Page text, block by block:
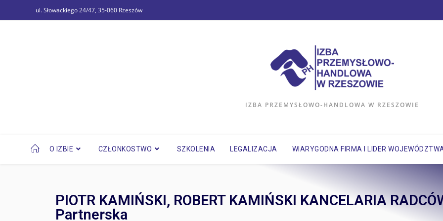
ul. Słowackiego 24/47, 35-060 Rzeszów
IZBA PRZEMYSŁOWO-HANDLOWA W RZESZOWIE
O IZBIE CZŁONKOSTWO SZKOLENIA LEGALIZACJA WIARYGODNA FIRMA I LIDER
PIOTR KAMIŃSKI, ROBERT KAMIŃSKI KANCELARIA
Partnerska